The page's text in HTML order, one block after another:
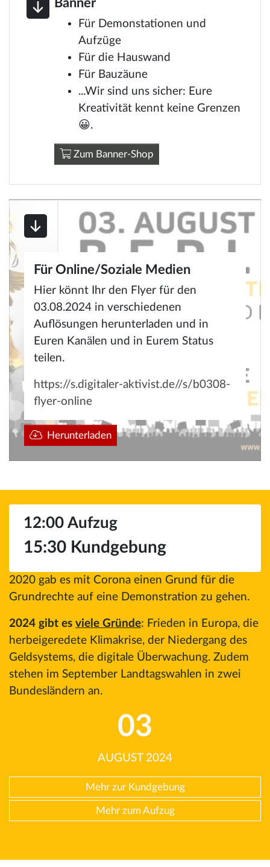
Banner
Für Demonstationen und
Aufzüge
Für die Hauswand
Für Bauzäune
...Wir sind uns sicher: Eure
Kreativität kennt keine Grenzen
😀.
Zum Banner-Shop
Für Online/Soziale Medien
Hier könnt Ihr den Flyer für den
03.08.2024 in verschiedenen
Auflösungen herunterladen und in
Euren Kanälen und in Eurem Status
teilen.
https://s.digitaler-aktivist.de//s/b0308-
flyer-online
Herunterladen
12:00 Aufzug
15:30 Kundgebung
2020 gab es mit Corona einen Grund für die
Grundrechte auf eine Demonstration zu gehen.
2024 gibt es viele Gründe: Frieden in Europa, die
herbeigeredete Klimakrise, der Niedergang des
Geldsystems, die digitale Überwachung. Zudem
stehen im September Landtagswahlen in zwei
Bundesländern an.
03
AUGUST 2024
Mehr zur Kundgebung
Mehr zum Aufzug